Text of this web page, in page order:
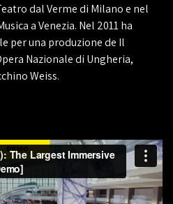
dal Verme di Milano e nel
a Venezia. Nel 2011 ha
per una produzione de Il
Nazionale di Ungheria,
Weiss.